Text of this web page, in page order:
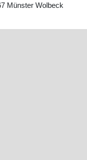
Münster Wolbeck